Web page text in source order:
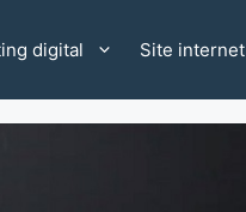
digital Site internet